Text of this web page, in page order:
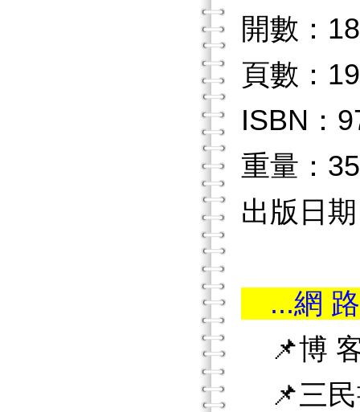
開數：18
頁數：
ISBN：
重量：
出版日
...網
📌博
📌三民